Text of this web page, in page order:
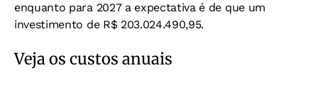
enquanto para 2027 a expectativa é de que um
investimento de R$ 203.024.490,95.
Veja os custos anuais